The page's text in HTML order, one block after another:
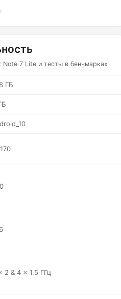
Note 7 Lite и тесты в бенчмарках
ГБ
2 & 4 x 1.5 ГГц